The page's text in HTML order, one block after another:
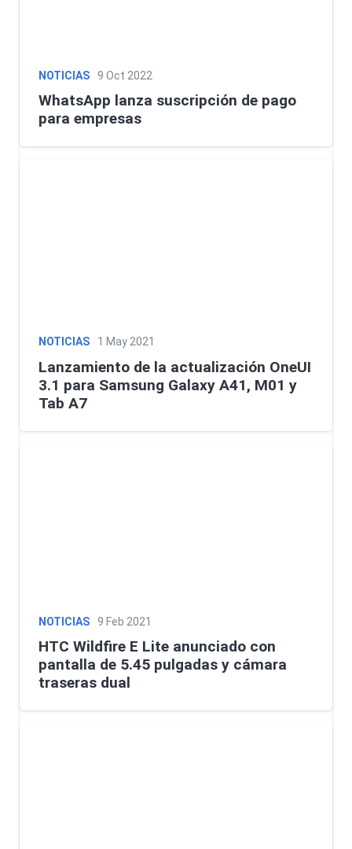
NOTICIAS 9 Oct 2022
WhatsApp lanza suscripción de pago
para empresas
NOTICIAS 1 May 2021
Lanzamiento de la actualización OneUI
3.1 para Samsung Galaxy A41, M01 y
Tab A7
NOTICIAS 9 Feb 2021
HTC Wildfire E Lite anunciado con
pantalla de 5.45 pulgadas y cámara
traseras dual